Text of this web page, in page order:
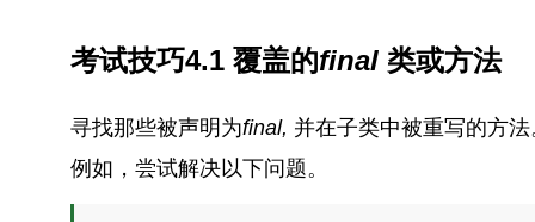
考试技巧4.1 覆盖的final 类或方法
寻找那些被声明为final, 并在子类中被重写的方法
例如，尝试解决以下问题。